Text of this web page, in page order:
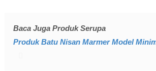
Baca Juga Produk Serupa
Produk Batu Nisan Marmer Model